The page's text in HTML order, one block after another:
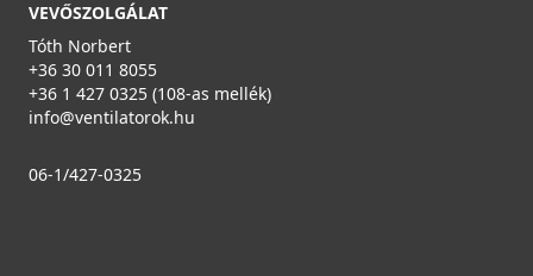
VEVŐSZOLGÁLAT
Tóth Norbert
+36 30 011 8055
+36 1 427 0325 (108-as mellék)
info@ventilatorok.hu
06-1/427-0325